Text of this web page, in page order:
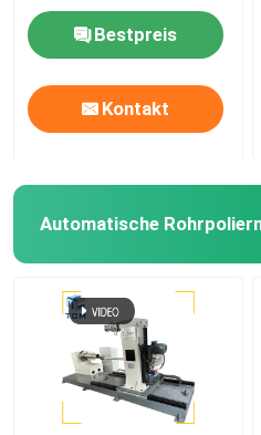
Spiegelpolieren
Bestpreis
Kontakt
Automatische